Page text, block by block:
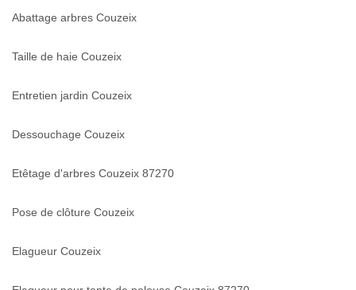
Abattage arbres Couzeix
Taille de haie Couzeix
Entretien jardin Couzeix
Dessouchage Couzeix
Etêtage d'arbres Couzeix 87270
Pose de clôture Couzeix
Elagueur Couzeix